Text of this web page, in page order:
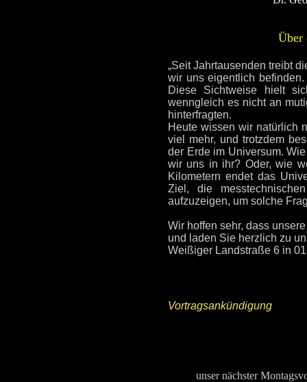
Über
„Seit Jahrtausenden treibt
wir uns eigentlich
Diese Sichtweise hielt
wenngleich es nicht an
hinterfragten.
Heute wissen wir natürlich
viel mehr, und trotzdem
der Erde im Universum.
wir uns in ihr? Oder, wie
Kilometern endet das
Ziel, die
aufzuzeigen, um solche
Wir hoffen sehr, dass
und laden Sie herzlich zu
Weißiger Landstraße 6 in
Vortragsankündigung
unser nächster